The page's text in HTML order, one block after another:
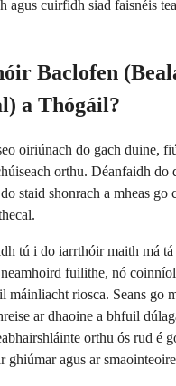
agus cuirfidh siad faisnéis
Baclofen
a Thógáil?
oiriúnach do gach duine,
orthu. Déanfaidh do
staid shonrach a mheas go
tú i do iarrthóir maith má
fuilithe, nó
máinliacht riosca. Seans go
ar dhaoine a bhfuil
orthu ós rud é
ghiúmar agus ar